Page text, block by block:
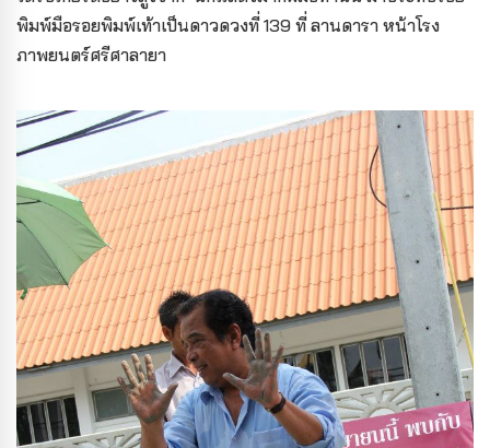
พิมพ์มือรอยพิมพ์เท้าเป็นดาวดวงที่ 139 ที่ ลานดารา หน้าโรง
ภาพยนตร์ศรีศาลายา